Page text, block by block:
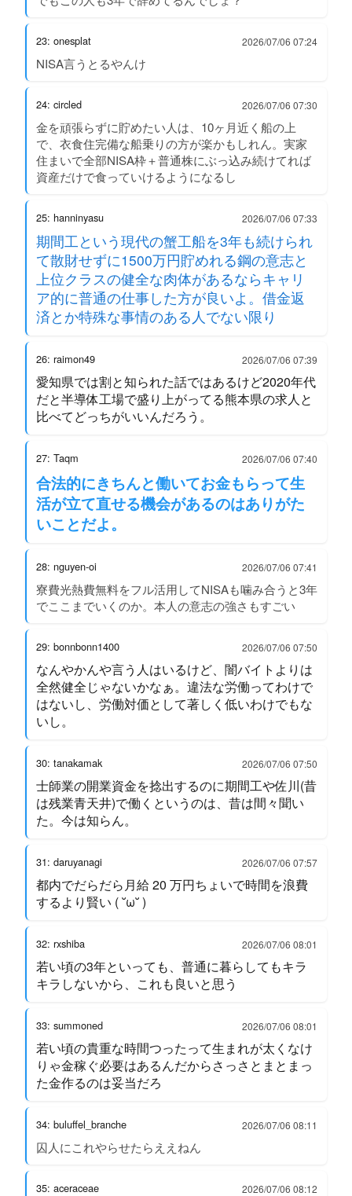
23: onesplat 2026/07/06 07:24
NISA言うとるやんけ
24: circled 2026/07/06 07:30
金を頑張らずに貯めたい人は、10ヶ月近く船の上
で、衣食住完備な船乗りの方が楽かもしれん。実家
住まいで全部NISA枠＋普通株にぶっ込み続けてれば
資産だけで食っていけるようになるし
25: hanninyasu 2026/07/06 07:33
期間工という現代の蟹工船を3年も続けられ
て散財せずに1500万円貯めれる鋼の意志と
上位クラスの健全な肉体があるならキャリ
ア的に普通の仕事した方が良いよ。借金返
済とか特殊な事情のある人でない限り
26: raimon49 2026/07/06 07:39
愛知県では割と知られた話ではあるけど2020年代
だと半導体工場で盛り上がってる熊本県の求人と
比べてどっちがいいんだろう。
27: Taqm 2026/07/06 07:40
合法的にきちんと働いてお金もらって生
活が立て直せる機会があるのはありがた
いことだよ。
28: nguyen-oi 2026/07/06 07:41
寮費光熱費無料をフル活用してNISAも噛み合うと3年
でここまでいくのか。本人の意志の強さもすごい
29: bonnbonn1400 2026/07/06 07:50
なんやかんや言う人はいるけど、闇バイトよりは
全然健全じゃないかなぁ。違法な労働ってわけで
はないし、労働対価として著しく低いわけでもな
いし。
30: tanakamak 2026/07/06 07:50
士師業の開業資金を捻出するのに期間工や佐川(昔
は残業青天井)で働くというのは、昔は間々聞い
た。今は知らん。
31: daruyanagi 2026/07/06 07:57
都内でだらだら月給 20 万円ちょいで時間を浪費
するより賢い ( ˘ω˘ )
32: rxshiba 2026/07/06 08:01
若い頃の3年といっても、普通に暮らしてもキラ
キラしないから、これも良いと思う
33: summoned 2026/07/06 08:01
若い頃の貴重な時間つったって生まれが太くなけ
りゃ金稼ぐ必要はあるんだからさっさとまとまっ
た金作るのは妥当だろ
34: buluffel_branche 2026/07/06 08:11
囚人にこれやらせたらええねん
35: aceraceae 2026/07/06 08:12